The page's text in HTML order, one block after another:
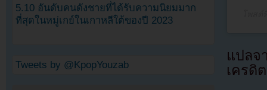
แปลจ
เครดิ
5.10 อันดับคนดังชายที่ได้รับความนิยมมาก
ที่สุดในหมู่เกย์ในเกาหลีใต้ของปี 2023
Tweets by @KpopYouzab